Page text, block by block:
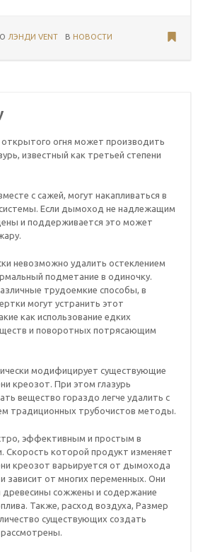
ЛЭНДИ VENT В НОВОСТИ
открытого огня может производить
известный как третьей степени
с сажей, могут накапливаться в
Если дымоход не надлежащим
и поддерживается это может
невозможно удалить остеклением
подметание в одиночку.
трудоемкие способы, в
могут устранить этот
как использование едких
и поворотных потрясающим
модифицирует существующие
креозот. При этом глазурь
вещество гораздо легче удалить с
традиционных трубочистов методы.
эффективным и простым в
Скорость которой продукт изменяет
креозот варьируется от дымохода
зависит от многих переменных. Они
сожжены и содержание
Также, расход воздуха, Размер
существующих создать